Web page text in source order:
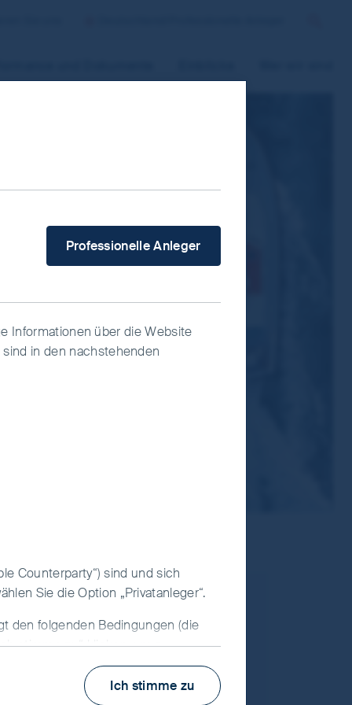
17 Februar, 2026
Asien-Pazifik
Welcher Anlegertyp sind Sie?
Professionelle Anleger
Informationen über die Website
in den nachstehenden
Counterparty“) sind und sich
Sie die Option „Privatanleger“.
den folgenden Bedingungen (die
stimme zu“ klicken, um zu
zwischen uns schaffen.
ab.
Ich stimme zu
site functionality and provide
All” or “Reject Non-
to select which cookies you